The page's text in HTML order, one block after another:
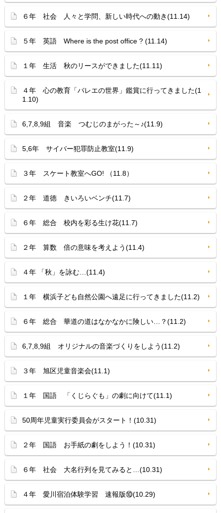
６年 社会 人々と学問、新しい時代への動き(11.14)
５年 英語 Where is the post office ? (11.14)
１年 生活 秋のリースができました(11.11)
４年 心の教育「バレエの世界」鑑賞に行ってきました(1
1.10)
6,7,8,9組 音楽 つむじのまがった～♪(11.9)
5,6年 サイバー犯罪防止教室(11.9)
３年 スケート教室へGO! （11.8）
２年 道徳 きいろいベンチ(11.7)
６年 総合 校内を彩る生け花(11.7)
２年 算数 倍の意味を考えよう(11.4)
４年 「秋」を詠む…(11.4)
１年 横浜子ども自然公園へ遠足に行ってきました(11.2)
６年 総合 華道の道はなかなかに険しい…？(11.2)
6,7,8,9組 オリジナルの音楽づくりをしよう(11.2)
３年 旭区児童音楽会(11.1)
１年 国語 「くじらぐも」の劇に向けて(11.1)
50周年児童実行委員会がスタート！(10.31)
２年 国語 お手紙の劇をしよう！(10.31)
６年 社会 大名行列を見てみると…(10.31)
４年 愛川宿泊体験学習 速報版⑩(10.29)